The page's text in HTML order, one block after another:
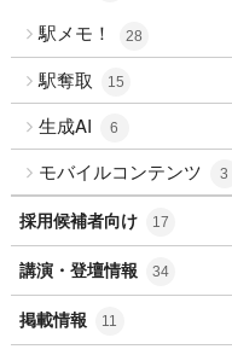
駅メモ！ 28
駅奪取 15
生成AI 6
モバイルコンテンツ 3
採用候補者向け 17
講演・登壇情報 34
掲載情報 11